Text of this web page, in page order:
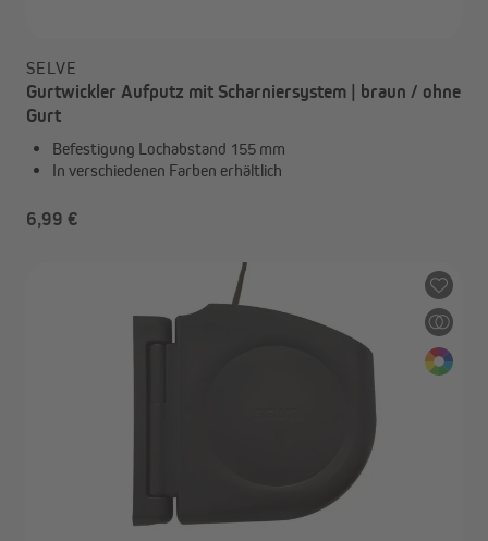
SELVE
Gurtwickler Aufputz mit Scharniersystem | braun / ohne
Gurt
Befestigung Lochabstand 155 mm
In verschiedenen Farben erhältlich
6,99 €